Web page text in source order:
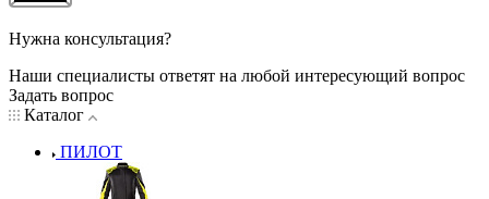
Нужна консультация?
Наши специалисты ответят на любой интересующий вопрос
Задать вопрос
Каталог
ПИЛОТ